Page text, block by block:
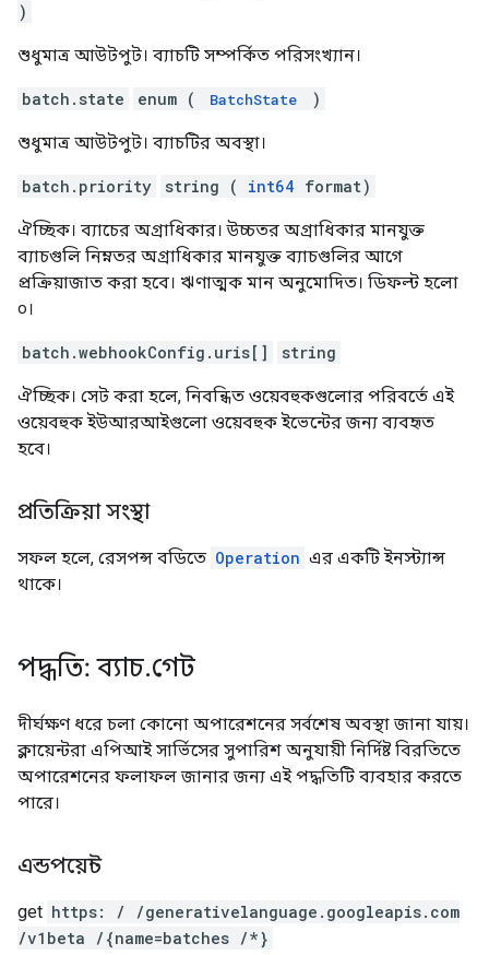
)
শুধুমাত্র আউটপুট। ব্যাচটি সম্পর্কিত পরিসংখ্যান।
batch.state enum ( BatchState )
শুধুমাত্র আউটপুট। ব্যাচটির অবস্থা।
batch.priority string ( int64 format)
ঐচ্ছিক। ব্যাচের অগ্রাধিকার। উচ্চতর অগ্রাধিকার মানযুক্ত
ব্যাচগুলি নিম্নতর অগ্রাধিকার মানযুক্ত ব্যাচগুলির আগে
প্রক্রিয়াজাত করা হবে। ঋণাত্মক মান অনুমোদিত। ডিফল্ট হলো
০।
batch.webhookConfig.uris[] string
ঐচ্ছিক। সেট করা হলে, নিবন্ধিত ওয়েবহুকগুলোর পরিবর্তে এই
ওয়েবহুক ইউআরআইগুলো ওয়েবহুক ইভেন্টের জন্য ব্যবহৃত
হবে।
প্রতিক্রিয়া সংস্থা
সফল হলে, রেসপন্স বডিতে Operation এর একটি ইনস্ট্যান্স
থাকে।
পদ্ধতি: ব্যাচ.গেট
দীর্ঘক্ষণ ধরে চলা কোনো অপারেশনের সর্বশেষ অবস্থা জানা যায়।
ক্লায়েন্টরা এপিআই সার্ভিসের সুপারিশ অনুযায়ী নির্দিষ্ট বিরতিতে
অপারেশনের ফলাফল জানার জন্য এই পদ্ধতিটি ব্যবহার করতে
পারে।
এন্ডপয়েন্ট
get https: / /generativelanguage.googleapis.com
/v1beta /{name=batches /*}